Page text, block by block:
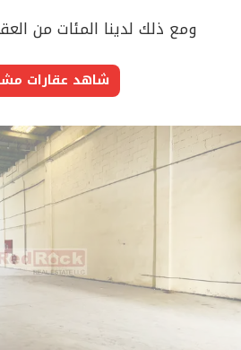
ومع ذلك لدينا المئات من
شاهد عقارات